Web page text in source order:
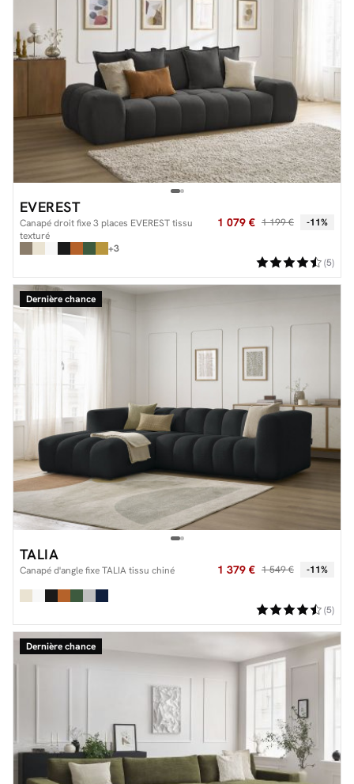
EVEREST
Canapé droit fixe 3 places EVEREST tissu
texturé
1 079 € 1 199 € -11%
+3
(5)
Dernière chance
TALIA
Canapé d'angle fixe TALIA tissu chiné 1 379 € 1 549 € -11%
(5)
Dernière chance